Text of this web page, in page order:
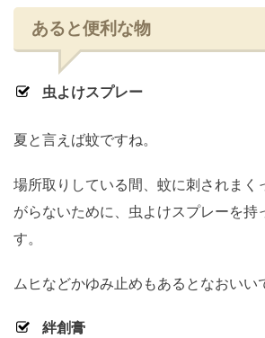
あると便利な物
虫よけスプレー
夏と言えば蚊ですね。
場所取りしている間、蚊に刺されまく
がらないために、虫よけスプレーを持
す。
ムヒなどかゆみ止めもあるとなおいい
絆創膏